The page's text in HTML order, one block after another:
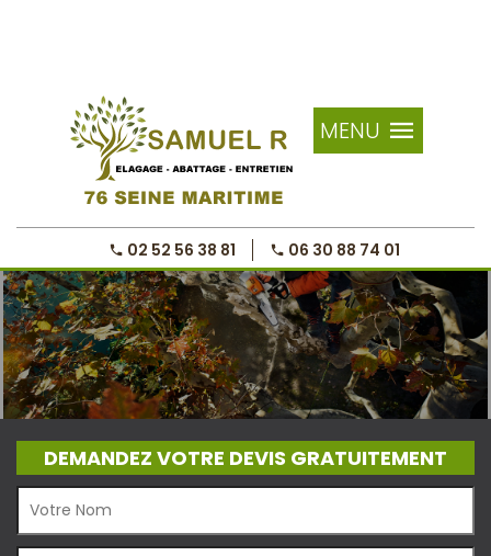
MENU
02 52 56 38 81 06 30 88 74 01
DEMANDEZ VOTRE DEVIS GRATUITEMENT